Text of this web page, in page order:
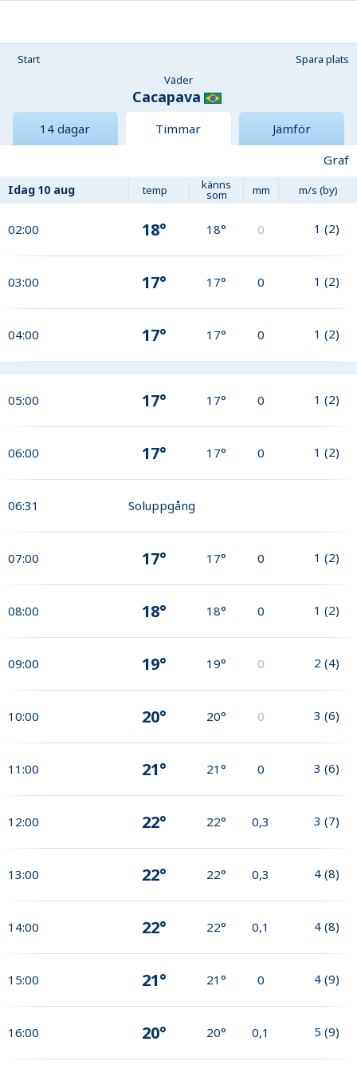
Start
Spara plats
Väder
Cacapava
14 dagar Timmar
Jämför
Graf
Idag 10 aug temp känns
som mm m/s (by)
02:00 18° 18° 0 1 (2)
03:00 17° 17° 0 1 (2)
04:00 17° 17° 0 1 (2)
05:00 17° 17° 0 1 (2)
06:00 17° 17° 0 1 (2)
06:31 Soluppgång
07:00 17° 17° 0 1 (2)
08:00 18° 18° 0 1 (2)
09:00 19° 19° 0 2 (4)
10:00 20° 20° 0 3 (6)
11:00 21° 21° 0 3 (6)
12:00 22° 22° 0,3 3 (7)
13:00 22° 22° 0,3 4 (8)
14:00 22° 22° 0,1 4 (8)
15:00 21° 21° 0 4 (9)
16:00 20° 20° 0,1 5 (9)